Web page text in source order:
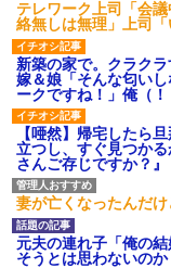
テレワーク上司「会
絡無しは無理」上司
新築の家で。クラク
嫁＆娘「そんな匂い
ークですね！」俺（！
【唖然】帰宅したら
立つし、すぐ見つか
さんご存じですか？』
妻が亡くなったんだ
元夫の連れ子「俺の
そうとは思わないの